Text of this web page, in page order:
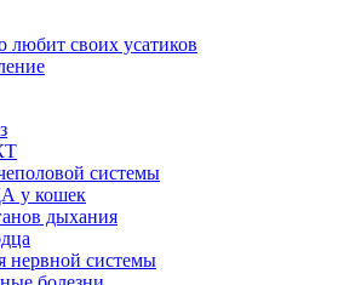
любит своих усатиков
системы
у кошек
дыхания
нервной системы